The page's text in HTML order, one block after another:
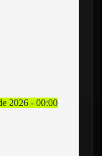
2026 - 00:00